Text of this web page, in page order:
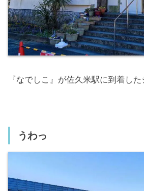
『なでしこ』が佐久米駅に到着した
うわっ